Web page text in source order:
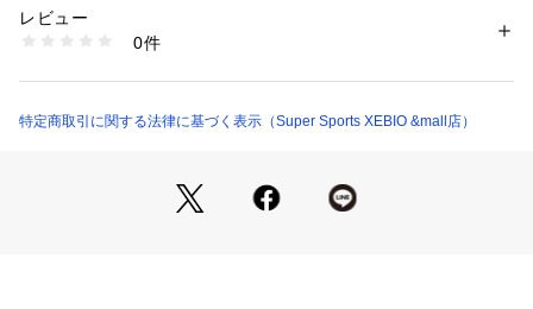
す。
●スリムフィット
※弊社独自の採寸・計量方法により計測を行っておりますた
とにパターン(柄)が異なる場合がございます。
そのため、掲載画像とはパターンの位置や内容が異なるものが
1540000476746
レビュー
0件
特定商取引に関する法律に基づく表示（Super Sports XEBIO &mall店）